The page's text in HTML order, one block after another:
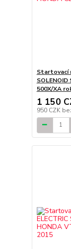
Startovací
500X/XA
1 150
950 CZK